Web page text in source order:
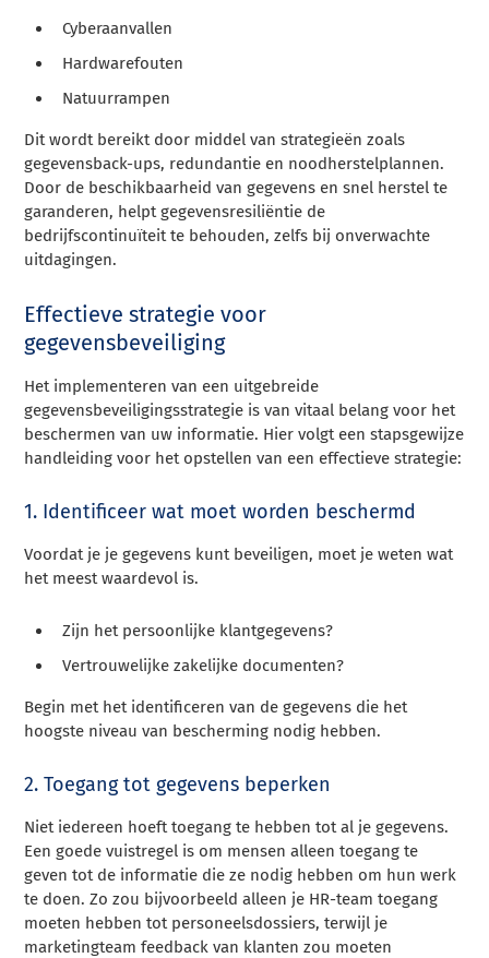
Cyberaanvallen
Hardwarefouten
Natuurrampen
Dit wordt bereikt door middel van strategieën zoals
gegevensback-ups, redundantie en noodherstelplannen.
Door de beschikbaarheid van gegevens en snel herstel te
garanderen, helpt gegevensresiliëntie de
bedrijfscontinuïteit te behouden, zelfs bij onverwachte
uitdagingen.
Effectieve strategie voor
gegevensbeveiliging
Het implementeren van een uitgebreide
gegevensbeveiligingsstrategie is van vitaal belang voor het
beschermen van uw informatie. Hier volgt een stapsgewijze
handleiding voor het opstellen van een effectieve strategie:
1. Identificeer wat moet worden beschermd
Voordat je je gegevens kunt beveiligen, moet je weten wat
het meest waardevol is.
Zijn het persoonlijke klantgegevens?
Vertrouwelijke zakelijke documenten?
Begin met het identificeren van de gegevens die het
hoogste niveau van bescherming nodig hebben.
2. Toegang tot gegevens beperken
Niet iedereen hoeft toegang te hebben tot al je gegevens.
Een goede vuistregel is om mensen alleen toegang te
geven tot de informatie die ze nodig hebben om hun werk
te doen. Zo zou bijvoorbeeld alleen je HR-team toegang
moeten hebben tot personeelsdossiers, terwijl je
marketingteam feedback van klanten zou moeten